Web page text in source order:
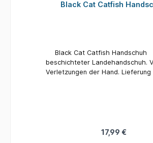
Black Cat Catfish
Black Cat Catfish Handschuh Griffig
beschichteter Landehandschuh.
Verletzungen der Hand. Lieferung
17,99 €